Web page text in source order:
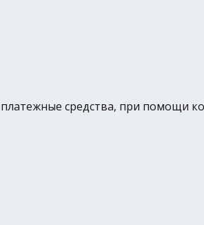
средства, при помощи